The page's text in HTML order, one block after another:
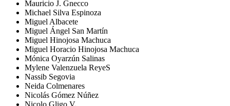
Mauricio J. Gnecco
Michael Silva Espinoza
Miguel Albacete
Miguel Ángel San Martín
Miguel Hinojosa Machuca
Miguel Horacio Hinojosa Machuca
Mónica Oyarzún Salinas
Mylene Valenzuela ReyeS
Nassib Segovia
Neida Colmenares
Nicolás Gómez Núñez